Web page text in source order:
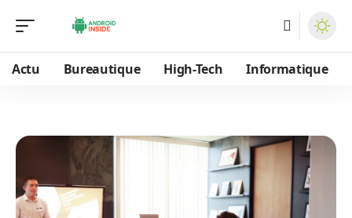
Actu Bureautique High-Tech Informatique